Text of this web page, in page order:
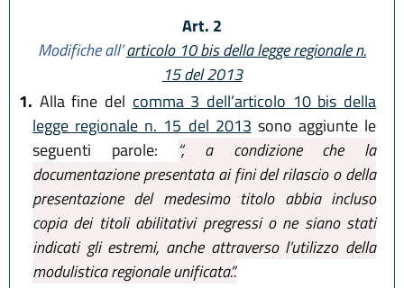
Art. 2
Modifiche all’articolo 10 bis della legge regionale n.
15 del 2013
1. Alla fine del comma 3 dell’articolo 10 bis della
legge regionale n. 15 del 2013 sono aggiunte le
seguenti parole: “, a condizione che la
documentazione presentata ai fini del rilascio o della
presentazione del medesimo titolo abbia incluso
copia dei titoli abilitativi pregressi o ne siano stati
indicati gli estremi, anche attraverso l’utilizzo della
modulistica regionale unificata.”.